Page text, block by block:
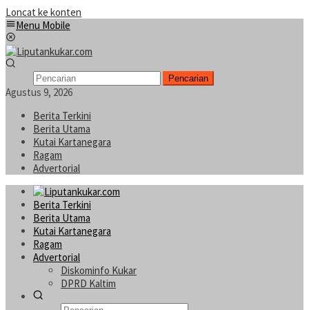
Loncat ke konten
Menu Mobile
Pencarian
Agustus 9, 2026
Berita Terkini
Berita Utama
Kutai Kartanegara
Ragam
Advertorial
Berita Terkini
Berita Utama
Kutai Kartanegara
Ragam
Advertorial
Diskominfo Kukar
DPRD Kaltim